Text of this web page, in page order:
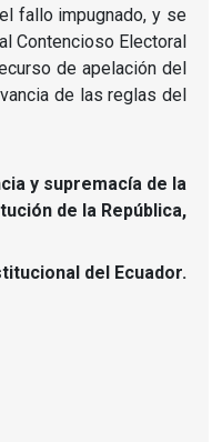
fallo impugnado, y se
Contencioso Electoral
de apelación del
de las reglas del
y supremacía de la
de la República,
del Ecuador.